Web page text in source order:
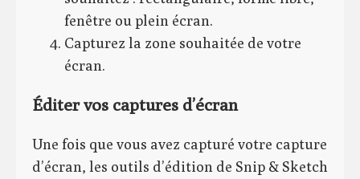
fenêtre ou plein écran.
Capturez la zone souhaitée de votre
écran.
Éditer vos captures d’écran
Une fois que vous avez capturé votre capture
d’écran, les outils d’édition de Snip & Sketch